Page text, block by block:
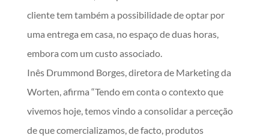
cliente tem também a possibilidade de optar por
uma entrega em casa, no espaço de duas horas,
embora com um custo associado.
Inês Drummond Borges, diretora de Marketing da
Worten, afirma “Tendo em conta o contexto que
vivemos hoje, temos vindo a consolidar a perceção
de que comercializamos, de facto, produtos